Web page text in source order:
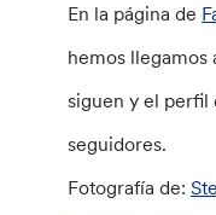
En la página de
hemos llegamos
siguen y el
seguidores.
Fotografía de: